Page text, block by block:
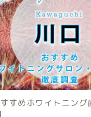
すめホワイトニング